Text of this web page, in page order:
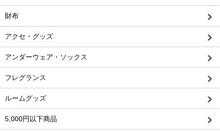
財布
アクセ・グッズ
アンダーウェア・ソックス
フレグランス
ルームグッズ
5,000円以下商品